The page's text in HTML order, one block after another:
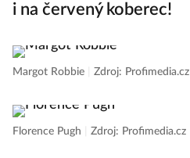
i na červený koberec!
Margot Robbie Zdroj: Profimedia.cz
Florence Pugh Zdroj: Profimedia.cz